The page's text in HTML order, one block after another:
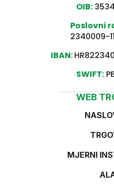
OIB:
Poslovni
2340009-
IBAN:
SWIFT:
WEB
MJERNI